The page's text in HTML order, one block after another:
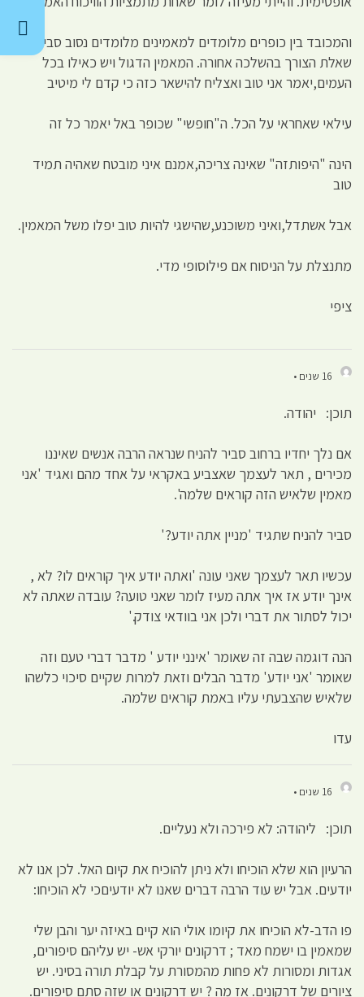
והמכובד בין כופרים מלומדים למאמינים מלומדים נסוב סביב
שאלת הצורך בהשלכה אחורה. המאמין הדגול ויש כאילו בכל
העמים,יאמר אני טוב ואצליח להישאר כזה כי קדם לי מיטיב
עילאי שאחראי על הכל. ה"חופשי" שכופר באל יאמר כל זה
הינה "היפותזה" שאינה צריכה,אמנם איני מובטח שאהיה תמיד
טוב
אבל אשתדל,ואיני משוכנע,שהישגי להיות טוב יפלו משל המאמין.
מתנצלת על הניסוח אם פילוסופי מדי.
ציפי
16 שנים •
תוכן: יהודה.
אם נלך יחדיו ברחוב סביר להניח שנראה הרבה אנשים שאיננו
מכירים , תאר לעצמך שאצביע באקראי על אחד מהם ואגיד 'אני
מאמין שלאיש הזה קוראים שלמה'.
סביר להניח שתגיד 'מניין אתה יודע?'
עכשיו תאר לעצמך שאני עונה 'ואתה יודע איך קוראים לו? לא ,
אינך יודע אז איך אתה מעיז לומר שאני טועה? עובדה שאתה לא
יכול לסתור את דברי ולכן אני בוודאי צודק.'
הנה דוגמה שבה זה שאומר 'אינני יודע ' מדבר דברי טעם וזה
שאומר 'אני יודע' מדבר הבלים וזאת למרות שקיים סיכוי כלשהו
שלאיש שהצבעתי עליו באמת קוראים שלמה.
עדו
16 שנים •
תוכן: ליהודה: לא פירכה ולא נעליים.
הרעיון הוא שלא הוכיחו ולא ניתן להוכיח את קיום האל. לכן אנו לא
יודעים. אבל יש עוד הרבה דברים שאנו לא יודעיםכי לא הוכיחו:
פו הדב-לא הוכיחו את קיומו אולי הוא קיים באיזה יער והבן שלי
שמאמין בו ישמח מאד ; דרקונים יורקי אש- יש עליהם סיפורים,
אגדות ומסורות לא פחות מהמסורת על קבלת תורה בסיני. יש
ציורים של דרקונים. אז מה ? יש דרקונים או שזה סתם סיפורים.